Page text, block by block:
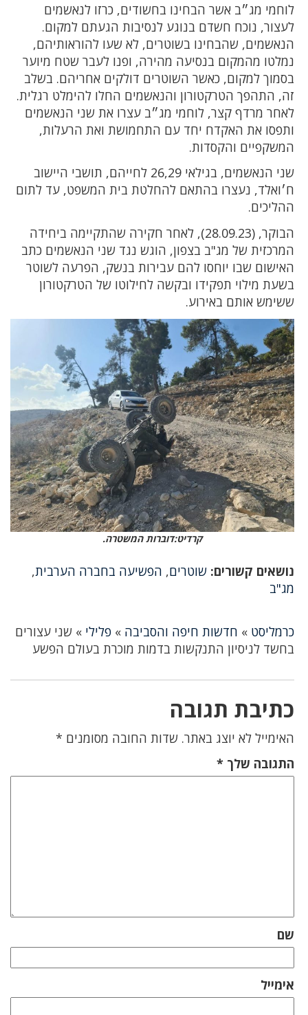
לוחמי מג״ב אשר הבחינו בחשודים, כרזו לנאשמים
לעצור, נוכח חשדם בנוגע לנסיבות הגעתם למקום.
הנאשמים, שהבחינו בשוטרים, לא שעו להוראותיהם,
נמלטו מהמקום בנסיעה מהירה, ופנו לעבר שטח מיוער
בסמוך למקום, כאשר השוטרים דולקים אחריהם. בשלב
זה, התהפך הטרקטורון והנאשמים החלו להימלט רגלית.
לאחר מרדף קצר, לוחמי מג״ב עצרו את שני הנאשמים
ותפסו את האקדח יחד עם התחמושת ואת הרעלות,
המשקפיים והקסדות.
שני הנאשמים, בגילאי 26,29 לחייהם, תושבי היישוב
ח׳ואלד, נעצרו בהתאם להחלטת בית המשפט, עד לתום
ההליכים.
הבוקר, (28‪.‬09‪.‬23), לאחר חקירה שהתקיימה ביחידה
המרכזית של מג"ב בצפון, הוגש נגד שני הנאשמים כתב
האישום שבו יוחסו להם עבירות בנשק, הפרעה לשוטר
בשעת מילוי תפקידו ובקשה לחילוטו של הטרקטורון
ששימש אותם באירוע.
קרדיט:דוברות המשטרה.
נושאים קשורים: שוטרים, הפשיעה בחברה הערבית,
מג"ב
כרמליסט » חדשות חיפה והסביבה » פלילי » שני עצורים
בחשד לניסיון התנקשות בדמות מוכרת בעולם הפשע
כתיבת תגובה
האימייל לא יוצג באתר. שדות החובה מסומנים *
התגובה שלך *
שם
אימייל